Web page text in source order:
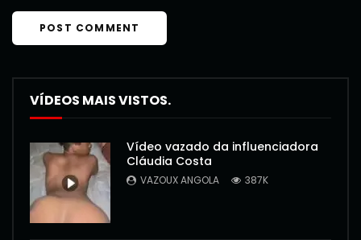
VÍDEOS MAIS VISTOS.
Vídeo vazado da influenciadora
Cláudia Costa
VAZOUX ANGOLA 387K